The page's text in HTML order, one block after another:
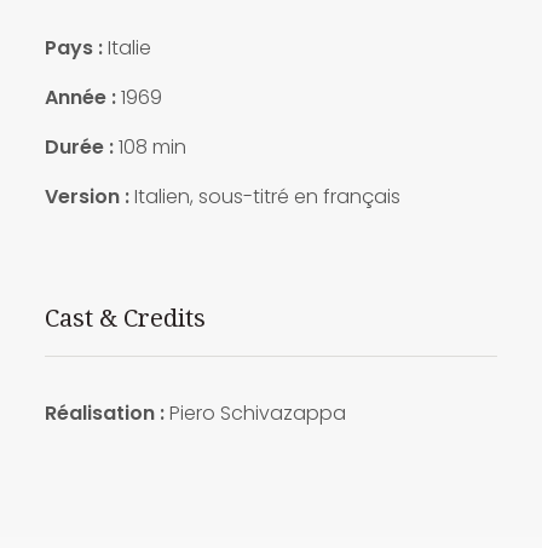
Pays :Italie
Année :1969
Durée :108 min
Version :Italien, sous-titré en français
Cast & Credits
Réalisation :Piero Schivazappa